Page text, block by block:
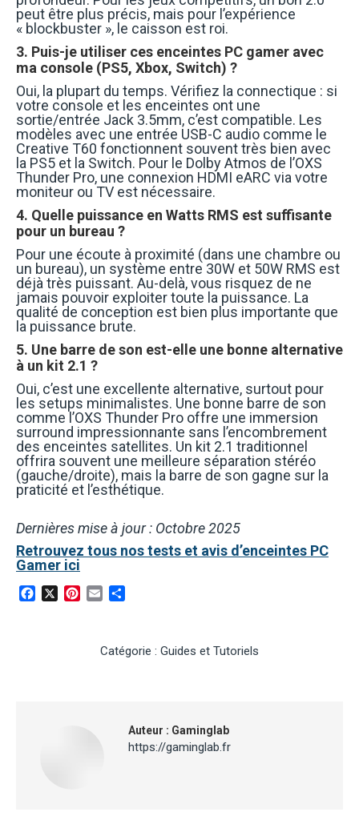
peut être plus précis, mais pour l’expérience
« blockbuster », le caisson est roi.
3. Puis-je utiliser ces enceintes PC gamer avec
ma console (PS5, Xbox, Switch) ?
Oui, la plupart du temps. Vérifiez la connectique : si
votre console et les enceintes ont une
sortie/entrée Jack 3.5mm, c’est compatible. Les
modèles avec une entrée USB-C audio comme le
Creative T60 fonctionnent souvent très bien avec
la PS5 et la Switch. Pour le Dolby Atmos de l’OXS
Thunder Pro, une connexion HDMI eARC via votre
moniteur ou TV est nécessaire.
4. Quelle puissance en Watts RMS est suffisante
pour un bureau ?
Pour une écoute à proximité (dans une chambre ou
un bureau), un système entre 30W et 50W RMS est
déjà très puissant. Au-delà, vous risquez de ne
jamais pouvoir exploiter toute la puissance. La
qualité de conception est bien plus importante que
la puissance brute.
5. Une barre de son est-elle une bonne alternative
à un kit 2.1 ?
Oui, c’est une excellente alternative, surtout pour
les setups minimalistes. Une bonne barre de son
comme l’OXS Thunder Pro offre une immersion
surround impressionnante sans l’encombrement
des enceintes satellites. Un kit 2.1 traditionnel
offrira souvent une meilleure séparation stéréo
(gauche/droite), mais la barre de son gagne sur la
praticité et l’esthétique.
Dernières mise à jour : Octobre 2025
Retrouvez tous nos tests et avis d’enceintes PC
Gamer ici
FacebookPinterest
Email
Catégorie : Guides et Tutoriels
Auteur : Gaminglab
https://gaminglab.fr